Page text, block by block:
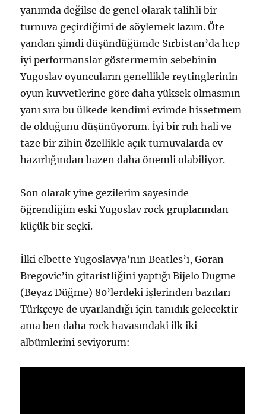
yanımda değilse de genel olarak talihli bir
turnuva geçirdiğimi de söylemek lazım. Öte
yandan şimdi düşündüğümde Sırbistan’da hep
iyi performanslar göstermemin sebebinin
Yugoslav oyuncuların genellikle reytinglerinin
oyun kuvvetlerine göre daha yüksek olmasının
yanı sıra bu ülkede kendimi evimde hissetmem
de olduğunu düşünüyorum. İyi bir ruh hali ve
taze bir zihin özellikle açık turnuvalarda ev
hazırlığından bazen daha önemli olabiliyor.
Son olarak yine gezilerim sayesinde
öğrendiğim eski Yugoslav rock gruplarından
küçük bir seçki.
İlki elbette Yugoslavya’nın Beatles’ı, Goran
Bregovic’in gitaristliğini yaptığı Bijelo Dugme
(Beyaz Düğme) 80’lerdeki işlerinden bazıları
Türkçeye de uyarlandığı için tanıdık gelecektir
ama ben daha rock havasındaki ilk iki
albümlerini seviyorum: